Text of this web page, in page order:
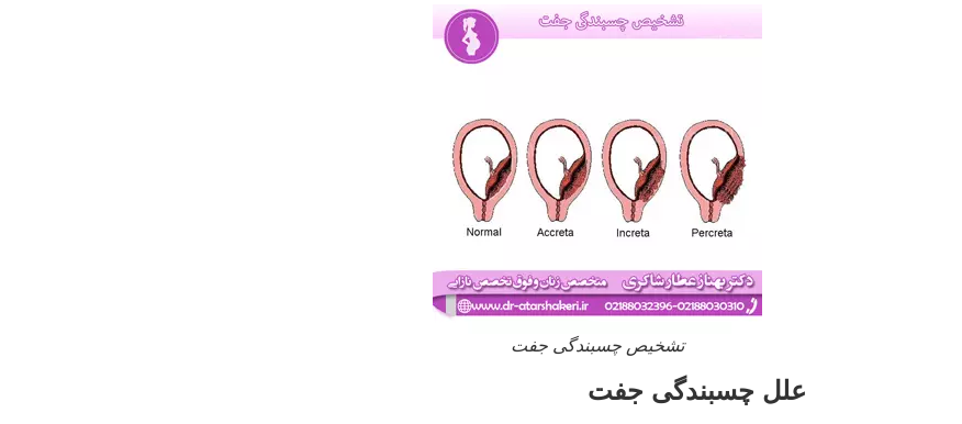
تشخیص چسبندگی جفت
علل چسبندگی جفت